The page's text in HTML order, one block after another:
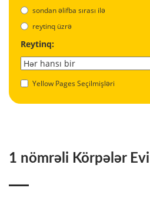
sondan əlifba sırası ilə
reytinq üzrə
Reytinq:
Yellow Pages Seçilmişləri
1 nömrəli Körpələr Evi